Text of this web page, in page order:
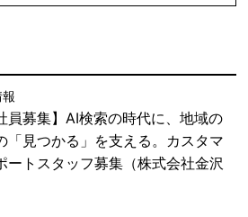
員募集】AI検索の時代に、地域の
「見つかる」を支える。カスタマ
ートスタッフ募集（株式会社金沢